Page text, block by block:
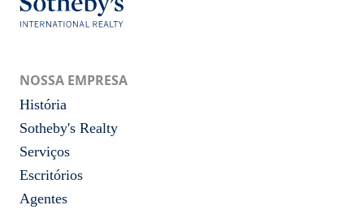
NOSSA EMPRESA
História
Sotheby's Realty
Serviços
Escritórios
Agentes